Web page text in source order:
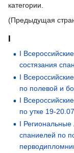
категории.
(Предыдущая
I
состязания
I
по полевой и
I
по утке 19-
I
спаниелей по